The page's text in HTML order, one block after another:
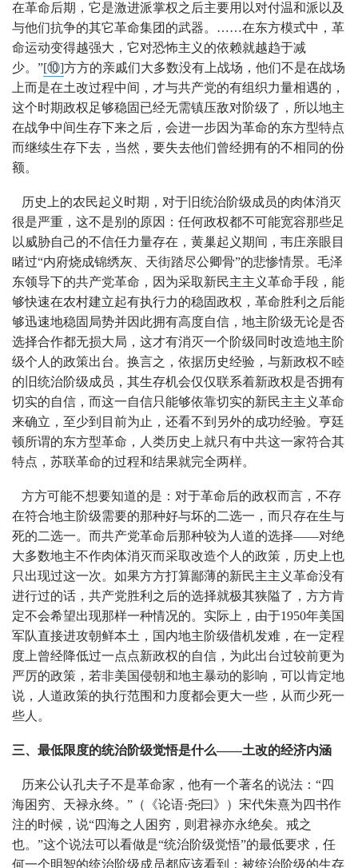
在革命后期，它是激进派掌权之后主要用以对付温和派以及
与他们抗争的其它革命集团的武器。……在东方模式中，革
命运动变得越强大，它对恐怖主义的依赖就越趋于减
少。”[⑩]方方的亲戚们大多数没有上战场，他们不是在战场
上而是在土改过程中间，才与共产党的有组织力量相遇的，
这个时期政权足够稳固已经无需镇压敌对阶级了，所以地主
在战争中间生存下来之后，会进一步因为革命的东方型特点
而继续生存下去，当然，要失去他们曾经拥有的不相同的份
额。
历史上的农民起义时期，对于旧统治阶级成员的肉体消灭
很是严重，这不是别的原因：任何政权都不可能宽容那些足
以威胁自己的不信任力量存在，黄巢起义期间，韦庄亲眼目
睹过“内府烧成锦绣灰、天街踏尽公卿骨”的悲惨情景。毛泽
东领导下的共产党革命，因为采取新民主主义革命手段，能
够快速在农村建立起有执行力的稳固政权，革命胜利之后能
够迅速地稳固局势并因此拥有高度自信，地主阶级无论是否
选择合作都无损大局，这才有消灭一个阶级同时改造地主阶
级个人的政策出台。换言之，依据历史经验，与新政权不睦
的旧统治阶级成员，其生存机会仅仅联系着新政权是否拥有
切实的自信，而这一自信只能够依靠切实的新民主主义革命
来确立，至少到目前为止，还看不到另外的成功经验。亨廷
顿所谓的东方型革命，人类历史上就只有中共这一家符合其
特点，苏联革命的过程和结果就完全两样。
方方可能不想要知道的是：对于革命后的政权而言，不存
在符合地主阶级需要的那种好与坏的二选一，而只存在生与
死的二选一。而共产党革命后那种较为人道的选择——对绝
大多数地主不作肉体消灭而采取改造个人的政策，历史上也
只出现过这一次。如果方方打算鄙薄的新民主主义革命没有
进行过的话，共产党胜利之后的选择就极其狭隘了，方方肯
定不会希望出现那样一种情况的。实际上，由于1950年美国
军队直接进攻朝鲜本土，国内地主阶级借机发难，在一定程
度上曾经降低过一点点新政权的自信，为此出台过较前更为
严厉的政策，若非美国侵朝和地主暴动的影响，可以肯定地
说，人道政策的执行范围和力度都会更大一些，从而少死一
些人。
三、最低限度的统治阶级觉悟是什么——土改的经济内涵
历来公认孔夫子不是革命家，他有一个著名的说法：“四
海困穷、天禄永终。”（《论语·尧曰》）宋代朱熹为四书作
注的时候，说“四海之人困穷，则君禄亦永绝矣。戒之
也。”这个说法可以看做是“统治阶级觉悟”的最低要求，任
何一个明智的统治阶级成员都应该看到：被统治阶级的生存